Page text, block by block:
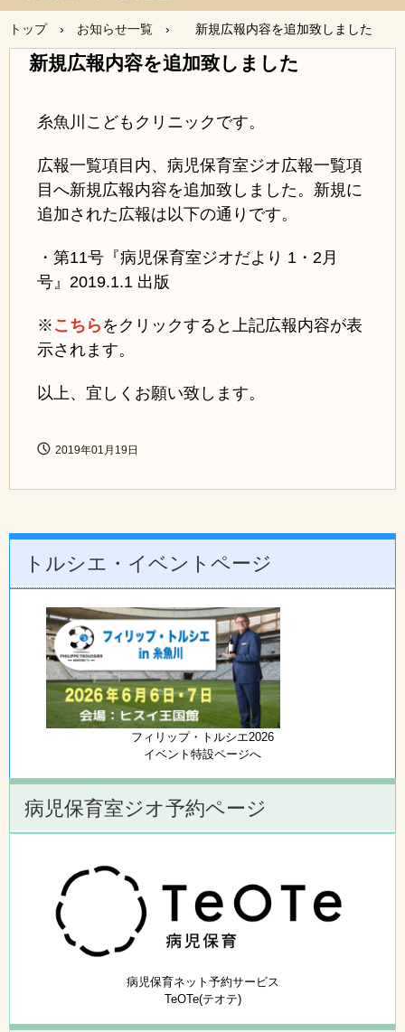
トップ › お知らせ一覧 › 新規広報内容を追加致しました
新規広報内容を追加致しました
糸魚川こどもクリニックです。
広報一覧項目内、病児保育室ジオ広報一覧項
目へ新規広報内容を追加致しました。新規に
追加された広報は以下の通りです。
・第11号『病児保育室ジオだより 1・2月
号』2019.1.1 出版
※ こちら をクリックすると上記広報内容が表
示されます。
以上、宜しくお願い致します。
2019年01月19日
トルシエ・イベントページ
フィリップ・トルシエ2026
イベント特設ページへ
病児保育室ジオ予約ページ
病児保育ネット予約サービス
TeOTe(テオテ)